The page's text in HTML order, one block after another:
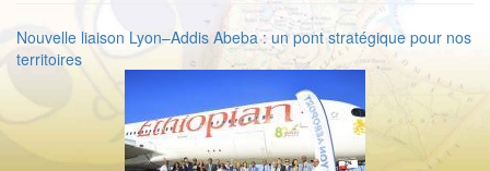
Nouvelle liaison Lyon–Addis Abeba : un pont stratégique pour nos
territoires